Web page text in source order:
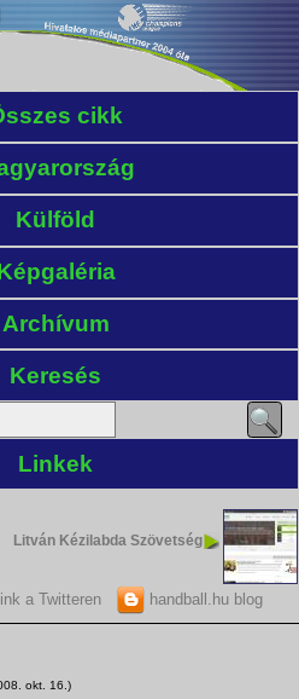
cikk
Külföld
Archívum
Keresés
Linkek
Litván Kézilabda Szövetség
a Twitteren handball.hu blog
okt. 16.)